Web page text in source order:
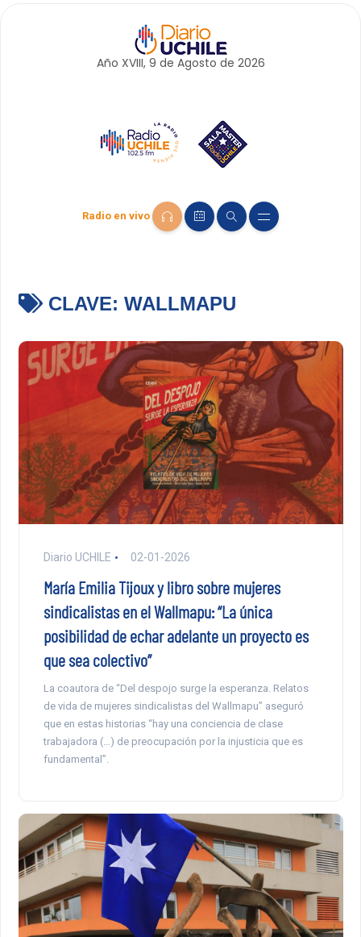
Año XVIII, 9 de Agosto de 2026
Radio en vivo
CLAVE: WALLMAPU
Diario UCHILE 02-01-2026
María Emilia Tijoux y libro sobre mujeres
sindicalistas en el Wallmapu: “La única
posibilidad de echar adelante un proyecto es
que sea colectivo”
La coautora de “Del despojo surge la esperanza. Relatos
de vida de mujeres sindicalistas del Wallmapu” aseguró
que en estas historias “hay una conciencia de clase
trabajadora (…) de preocupación por la injusticia que es
fundamental”.